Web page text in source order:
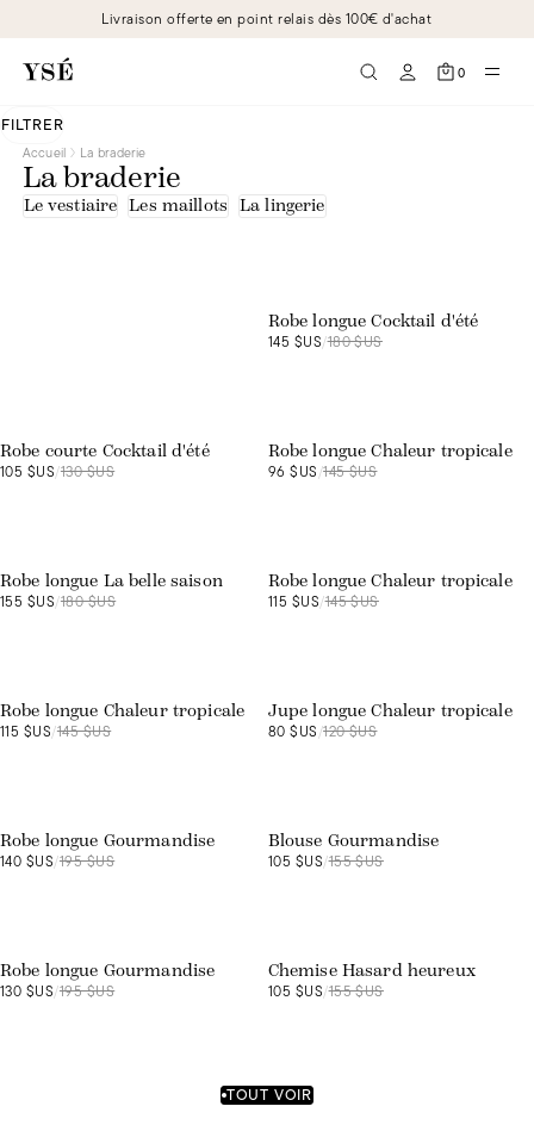
Livraison offerte en point relais dès 100€ d'achat
0
FILTRER
Accueil La braderie
La braderie
Le vestiaire Les maillots La lingerie
Robe longue Cocktail d'été
145 $US/180 $US
Robe courte Cocktail d'été
105 $US/130 $US
Robe longue Chaleur tropicale
96 $US/145 $US
Robe longue La belle saison
155 $US/180 $US
Robe longue Chaleur tropicale
115 $US/145 $US
Robe longue Chaleur tropicale
115 $US/145 $US
Jupe longue Chaleur tropicale
80 $US/120 $US
Robe longue Gourmandise
140 $US/195 $US
Blouse Gourmandise
105 $US/155 $US
Robe longue Gourmandise
130 $US/195 $US
Chemise Hasard heureux
105 $US/155 $US
TOUT VOIR